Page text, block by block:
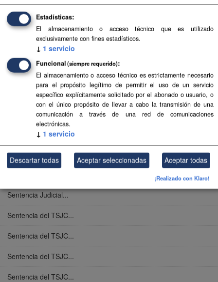
Aprobación Definitiva...
Texto Refundido de...
Texto Refundido de...
Texto Refundido de...
Levantamiento de...
Documentos de...
Levantamiento de...
Sentencia Judicial...
Sentencia Judicial...
Sentencia del TSJC...
Sentencia del TSJC...
Sentencia del TSJC...
Sentencia del TSJC...
Estadísticas
El almacenamiento o acceso técnico que es utilizado
exclusivamente con fines estadísticos.
↓ 1 servicio
Funcional (siempre requerido)
El almacenamiento o acceso técnico es estrictamente necesario
para el propósito legítimo de permitir el uso de un servicio
específico explícitamente solicitado por el abonado o usuario, o
con el único propósito de llevar a cabo la transmisión de una
comunicación a través de una red de comunicaciones
electrónicas.
↓ 1 servicio
Descartar todas Aceptar seleccionadas Aceptar todas
¡Realizado con Klaro!